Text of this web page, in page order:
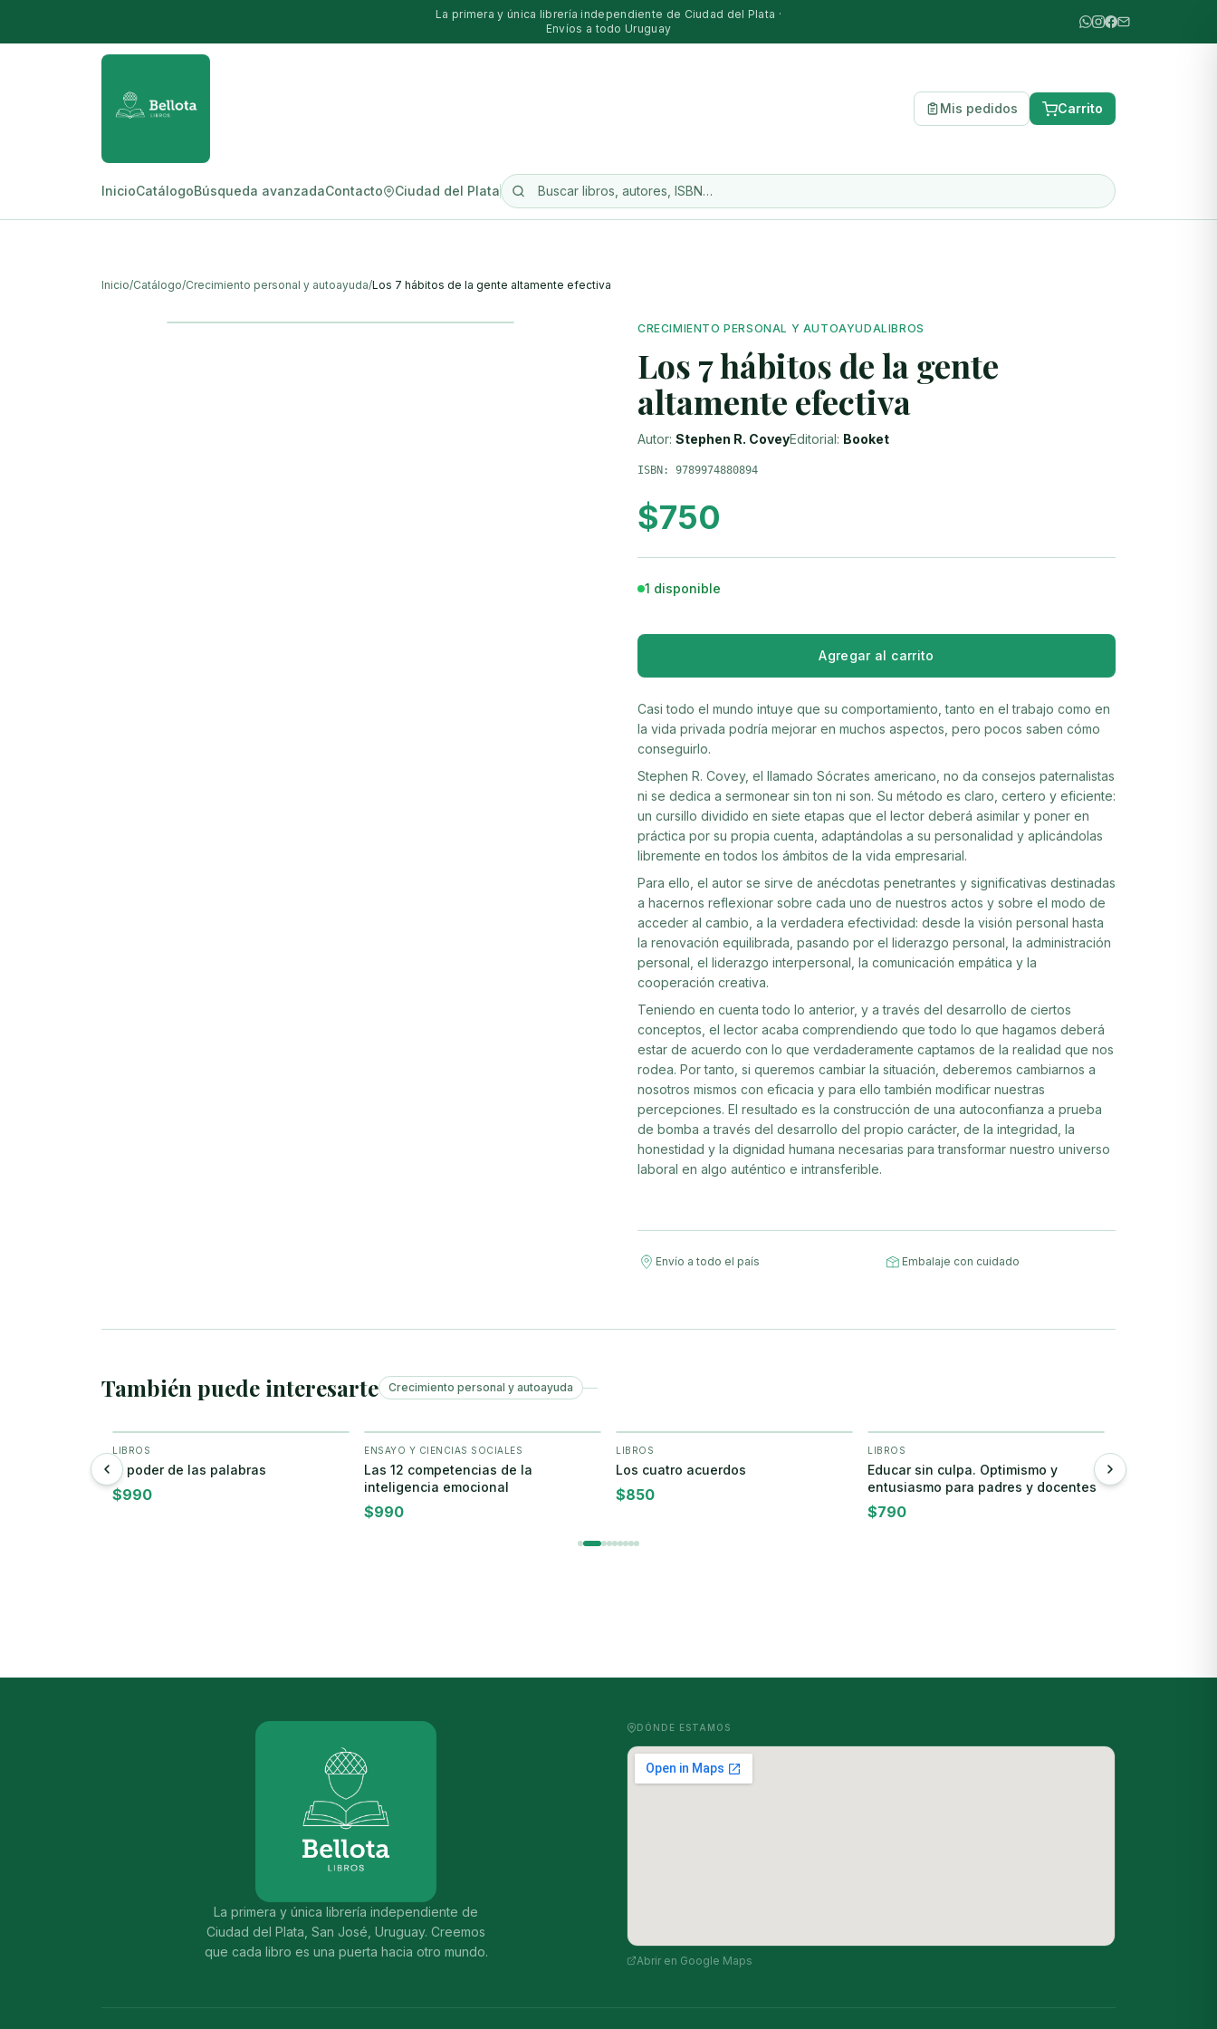
La primera y única librería independiente de Ciudad del Plata ·
Envíos a todo Uruguay
Mis pedidos Carrito
InicioCatálogoBúsqueda avanzadaContacto Ciudad del Plata
Inicio/Catálogo/Crecimiento personal y autoayuda/Los 7 hábitos de la gente altamente efectiva
CRECIMIENTO PERSONAL Y AUTOAYUDALIBROS
Los 7 hábitos de la gente
altamente efectiva
Autor: Stephen R. CoveyEditorial: Booket
ISBN: 9789974880894
$750
1 disponible
Agregar al carrito
Casi todo el mundo intuye que su comportamiento, tanto en el trabajo como en
la vida privada podría mejorar en muchos aspectos, pero pocos saben cómo
conseguirlo.
Stephen R. Covey, el llamado Sócrates americano, no da consejos paternalistas
ni se dedica a sermonear sin ton ni son. Su método es claro, certero y eficiente:
un cursillo dividido en siete etapas que el lector deberá asimilar y poner en
práctica por su propia cuenta, adaptándolas a su personalidad y aplicándolas
libremente en todos los ámbitos de la vida empresarial.
Para ello, el autor se sirve de anécdotas penetrantes y significativas destinadas
a hacernos reflexionar sobre cada uno de nuestros actos y sobre el modo de
acceder al cambio, a la verdadera efectividad: desde la visión personal hasta
la renovación equilibrada, pasando por el liderazgo personal, la administración
personal, el liderazgo interpersonal, la comunicación empática y la
cooperación creativa.
Teniendo en cuenta todo lo anterior, y a través del desarrollo de ciertos
conceptos, el lector acaba comprendiendo que todo lo que hagamos deberá
estar de acuerdo con lo que verdaderamente captamos de la realidad que nos
rodea. Por tanto, si queremos cambiar la situación, deberemos cambiarnos a
nosotros mismos con eficacia y para ello también modificar nuestras
percepciones. El resultado es la construcción de una autoconfianza a prueba
de bomba a través del desarrollo del propio carácter, de la integridad, la
honestidad y la dignidad humana necesarias para transformar nuestro universo
laboral en algo auténtico e intransferible.
Envío a todo el país Embalaje con cuidado
También puede interesarte Crecimiento personal y autoayuda
LIBROS
El poder de las palabras
$990
+ Agregar
ENSAYO Y CIENCIAS SOCIALES
Las 12 competencias de la
inteligencia emocional
$990
LIBROS
Los cuatro acuerdos
$850
LIBROS
Educar sin culpa. Optimismo y
entusiasmo para padres y docentes
$790
Emprender
La primera y única librería independiente de
Ciudad del Plata, San José, Uruguay. Creemos
que cada libro es una puerta hacia otro mundo.
DÓNDE ESTAMOS
Abrir en Google Maps